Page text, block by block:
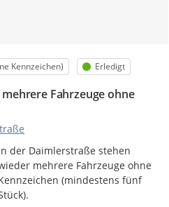
Kennzeichen) Status
Erledigt
Fahrzeuge ohne
der Daimlerstraße stehen
mehrere Fahrzeuge ohne
(mindestens fünf